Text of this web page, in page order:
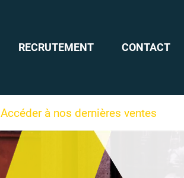
RECRUTEMENT CONTACT
Accéder à nos dernières ventes